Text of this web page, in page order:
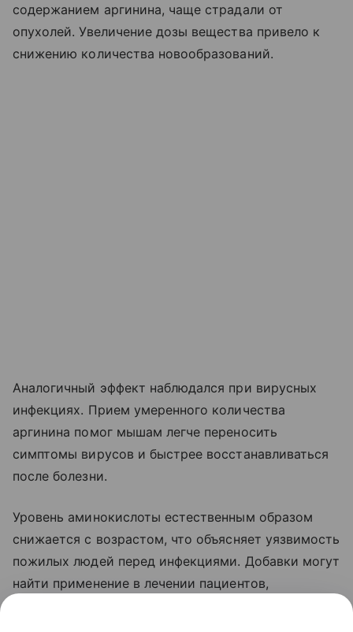
содержанием аргинина, чаще страдали от
опухолей. Увеличение дозы вещества привело к
снижению количества новообразований.
Аналогичный эффект наблюдался при вирусных
инфекциях. Прием умеренного количества
аргинина помог мышам легче переносить
симптомы вирусов и быстрее восстанавливаться
после болезни.
Уровень аминокислоты естественным образом
снижается с возрастом, что объясняет уязвимость
пожилых людей перед инфекциями. Добавки могут
найти применение в лечении пациентов,